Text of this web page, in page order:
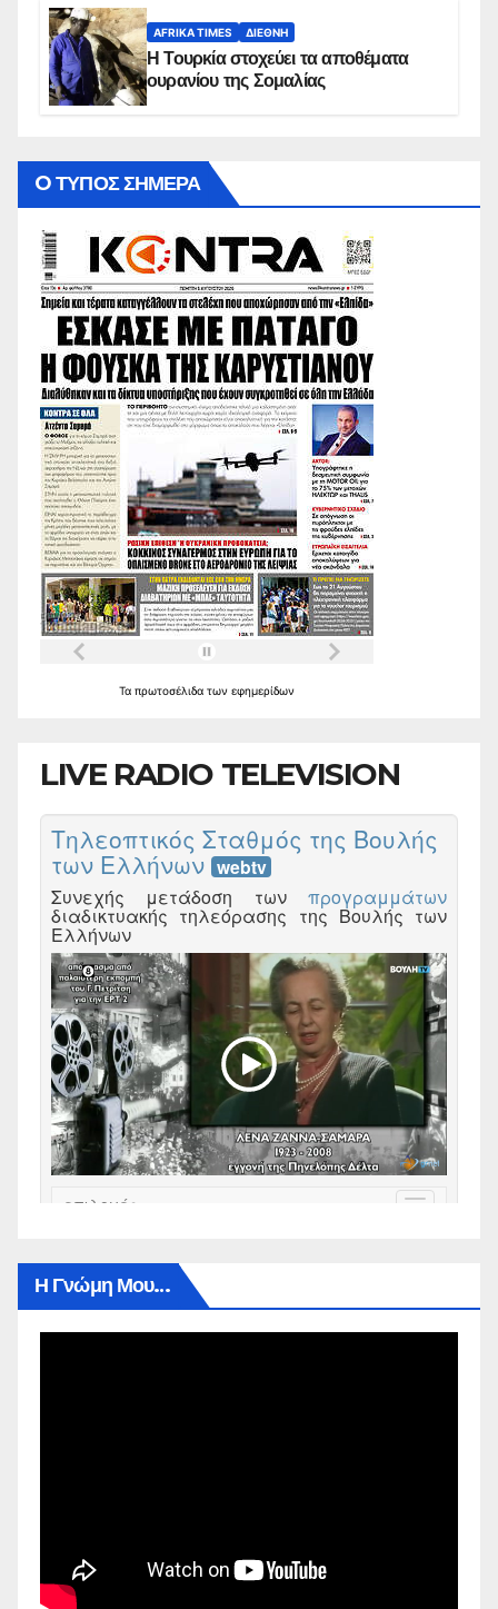
AFRIKA TIMES ΔΙΕΘΝΉ
Η Τουρκία στοχεύει τα αποθέματα
ουρανίου της Σομαλίας
O ΤΥΠΟΣ ΣΗΜΕΡΑ
Τα πρωτοσέλιδα των εφημερίδων
LIVE RADIO TELEVISION
Η Γνώμη Μου…